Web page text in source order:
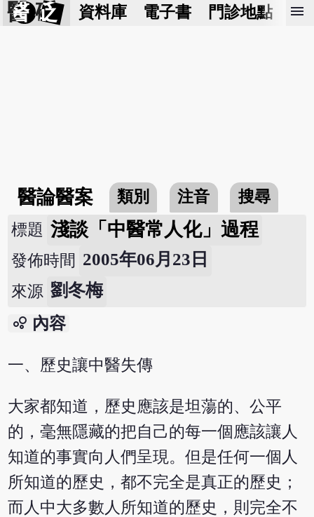
醫 砭 資料庫 電子書 門診地點 預
menu
醫論醫案 類別 注音
搜尋
標題 淺談「中醫常人化」過程
發佈時間 2005年06月23日
來源 劉冬梅
bubble_chart 內容
一、歷史讓中醫失傳
大家都知道，歷史應該是坦蕩的、公平
的，毫無隱藏的把自己的每一個應該讓人
知道的事實向人們呈現。但是任何一個人
所知道的歷史，都不完全是真正的歷史；
而人中大多數人所知道的歷史，則完全不